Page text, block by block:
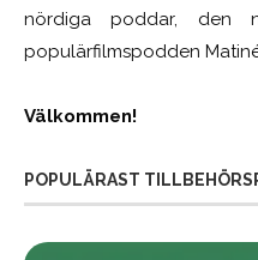
nördiga poddar, den
populärfilmspodden
Välkommen!
POPULÄRAST